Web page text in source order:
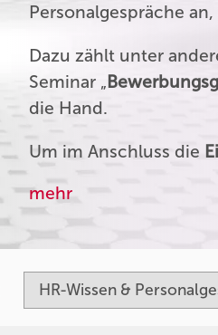
Personalgespräche
Dazu zählt unter
Seminar „
die Hand.
Um im Anschluss die
mehr